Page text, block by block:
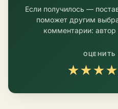
Если получилось —
поможет другим
комментарии:
ОЦЕНИТЬ
★★★★